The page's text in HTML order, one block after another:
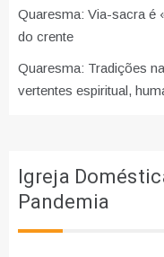
Quaresma: Via-sacra é
do crente
Quaresma: Tradições
vertentes espiritual,
Igreja
Pandemia